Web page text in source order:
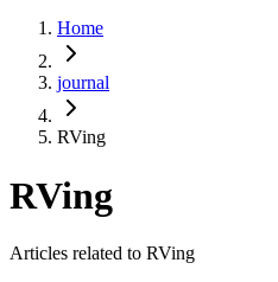
Home
journal
RVing
RVing
Articles related to RVing